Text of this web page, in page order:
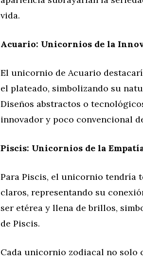
vida.
Acuario: Unicornios de la
El unicornio de Acuario
el plateado, simbolizando su
Diseños abstractos o
innovador y poco convencional
Piscis: Unicornios de la
Para Piscis, el unicornio tendría
claros, representando su
ser etérea y llena de brillos,
de Piscis.
Cada unicornio zodiacal no solo